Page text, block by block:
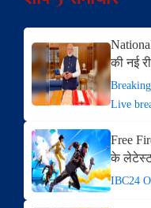
की नई
Live
Free
के
IBC24